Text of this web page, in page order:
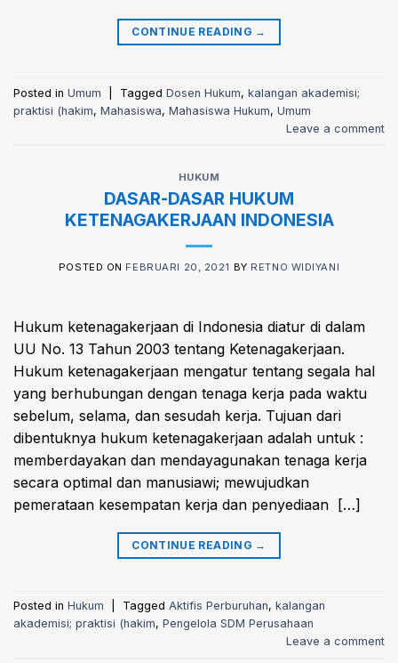
CONTINUE READING →
Posted in Umum Tagged Dosen Hukum, kalangan akademisi;
praktisi (hakim, Mahasiswa, Mahasiswa Hukum, Umum
Leave a comment
HUKUM
DASAR-DASAR HUKUM
KETENAGAKERJAAN INDONESIA
POSTED ON FEBRUARI 20, 2021 BY RETNO WIDIYANI
Hukum ketenagakerjaan di Indonesia diatur di dalam
UU No. 13 Tahun 2003 tentang Ketenagakerjaan.
Hukum ketenagakerjaan mengatur tentang segala hal
yang berhubungan dengan tenaga kerja pada waktu
sebelum, selama, dan sesudah kerja. Tujuan dari
dibentuknya hukum ketenagakerjaan adalah untuk :
memberdayakan dan mendayagunakan tenaga kerja
secara optimal dan manusiawi; mewujudkan
pemerataan kesempatan kerja dan penyediaan […]
CONTINUE READING →
Posted in Hukum Tagged Aktifis Perburuhan, kalangan
akademisi; praktisi (hakim, Pengelola SDM Perusahaan
Leave a comment